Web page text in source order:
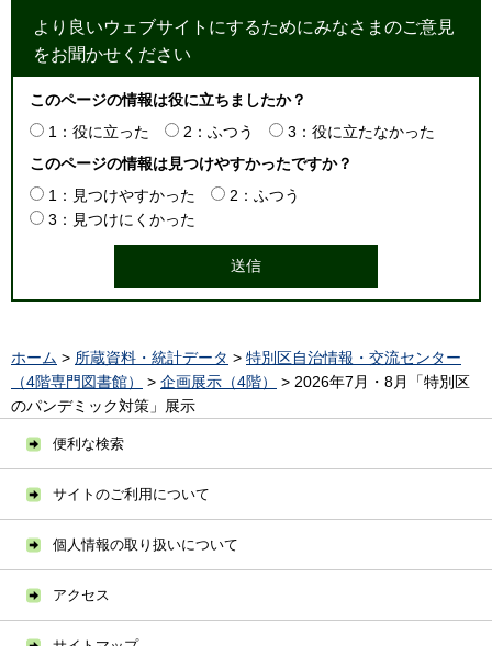
より良いウェブサイトにするためにみなさまのご意見
をお聞かせください
このページの情報は役に立ちましたか？
1：役に立った
2：ふつう
3：役に立たなかった
このページの情報は見つけやすかったですか？
1：見つけやすかった
2：ふつう
3：見つけにくかった
ホーム > 所蔵資料・統計データ > 特別区自治情報・交流センター
（4階専門図書館）
> 企画展示（4階）
> 2026年7月・8月「特別区
のパンデミック対策」展示
便利な検索
サイトのご利用について
個人情報の取り扱いについて
アクセス